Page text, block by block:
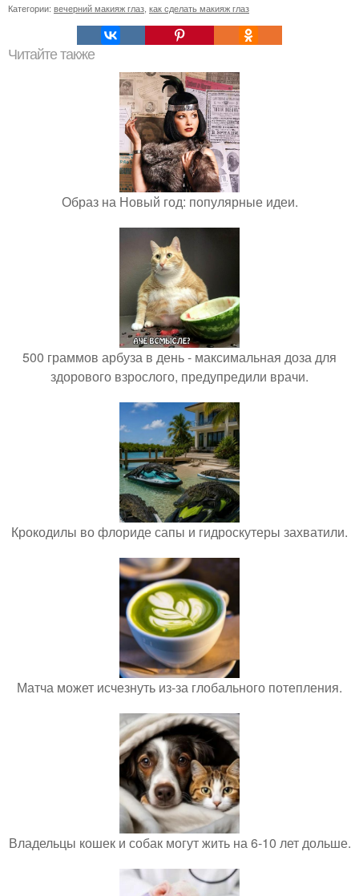
Категории: вечерний макияж глаз как сделать макияж глаз
Читайте также
Образ на Новый год: популярные идеи.
500 граммов арбуза в день - максимальная доза для
здорового взрослого, предупредили врачи.
Крокодилы во флориде сапы и гидроскутеры захватили.
Матча может исчезнуть из-за глобального потепления.
Владельцы кошек и собак могут жить на 6-10 лет дольше.